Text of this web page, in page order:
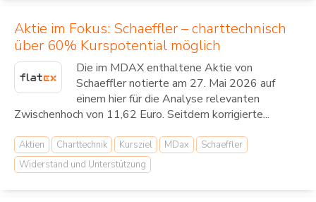
Aktie im Fokus: Schaeffler – charttechnisch
über 60% Kurspotential möglich
Die im MDAX enthaltene Aktie von
Schaeffler notierte am 27. Mai 2026 auf
einem hier für die Analyse relevanten
Zwischenhoch von 11,62 Euro. Seitdem korrigierte...
Aktien Charttechnik Kursziel MDax
Schaeffler
Widerstand und Unterstützung